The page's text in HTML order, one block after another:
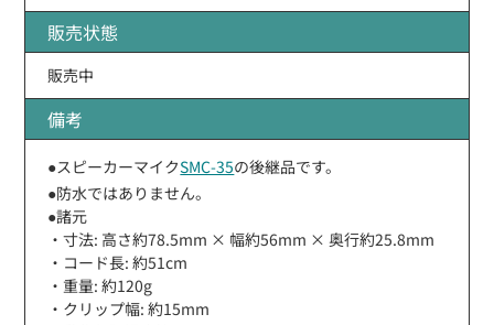
販売状態
販売中
備考
●スピーカーマイクSMC-35の後継品です。
●防水ではありません。
●諸元
・寸法: 高さ約78.5mm × 幅約56mm × 奥行約25.8mm
・コード長: 約51cm
・重量: 約120g
・クリップ幅: 約15mm